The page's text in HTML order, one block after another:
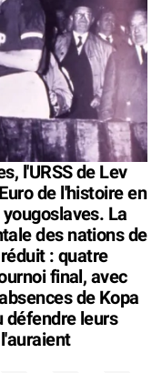
l'URSS de Lev
de l'histoire en
La
des nations de
: quatre
final, avec
de Kopa
défendre leurs